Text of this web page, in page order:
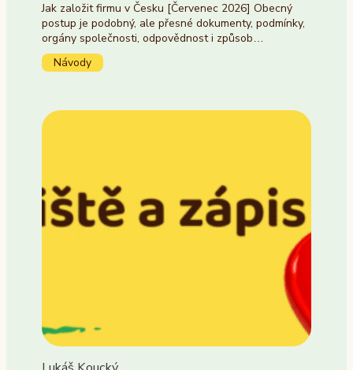
Jak založit firmu v Česku [Červenec 2026] Obecný
postup je podobný, ale přesné dokumenty, podmínky,
orgány společnosti, odpovědnost i způsob…
Návody